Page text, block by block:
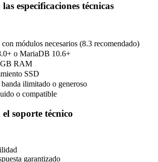
especificaciones técnicas
módulos necesarios (8.3 recomendado)
o MariaDB 10.6+
RAM
SSD
ilimitado o generoso
o compatible
soporte técnico
garantizado